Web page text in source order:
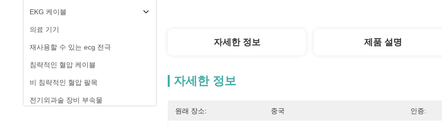
EKG 케이블
의료 기기
재사용할 수 있는 ecg 전극
침략적인 혈압 케이블
비 침략적인 혈압 팔목
전기외과술 장비 부속물
자세한 정보 제품 설명
자세한 정보
원래 장소: 중국 인증: